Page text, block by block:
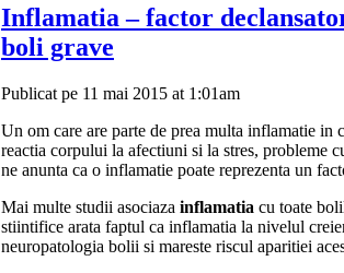
Inflamatia – factor
boli grave
Publicat pe 11 mai 2015 at 1:01am
Un om care are parte de prea multa inflamatie in
reactia corpului la afectiuni si la stres, probleme
ne anunta ca o inflamatie poate reprezenta un
Mai multe studii asociaza inflamatia cu toate
stiintifice arata faptul ca inflamatia la nivelul
neuropatologia bolii si mareste riscul aparitiei